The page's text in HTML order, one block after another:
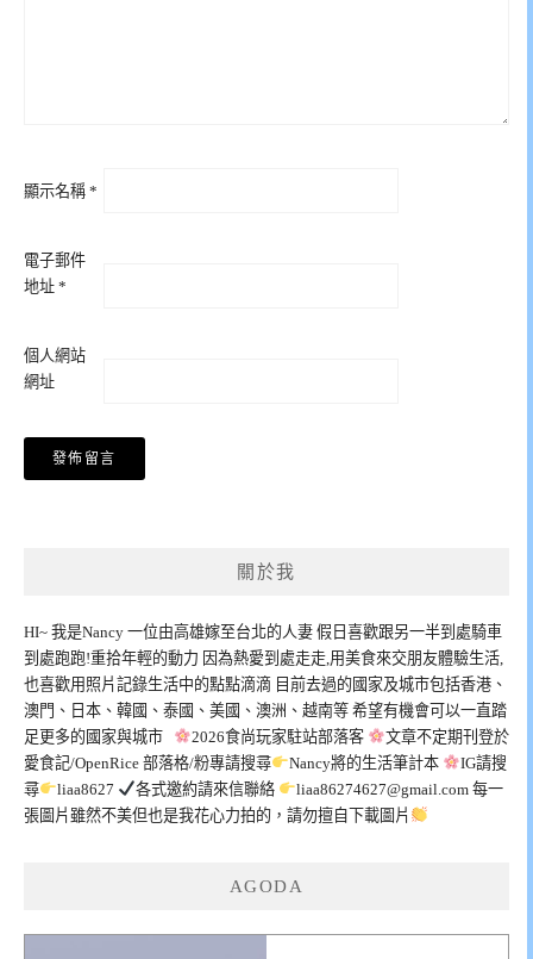
顯示名稱 *
電子郵件
地址 *
個人網站
網址
關於我
HI~ 我是Nancy 一位由高雄嫁至台北的人妻 假日喜歡跟另一半到處騎車
到處跑跑!重拾年輕的動力 因為熱愛到處走走,用美食來交朋友體驗生活,
也喜歡用照片記錄生活中的點點滴滴 目前去過的國家及城市包括香港、
澳門、日本、韓國、泰國、美國、澳洲、越南等 希望有機會可以一直踏
足更多的國家與城市
2026食尚玩家駐站部落客
文章不定期刊登於
愛食記/OpenRice 部落格/粉專請搜尋
Nancy將的生活筆計本
IG請搜
尋
liaa8627 各式邀約請來信聯絡 liaa86274627@gmail.com每一
張圖片雖然不美但也是我花心力拍的，請勿擅自下載圖片
AGODA